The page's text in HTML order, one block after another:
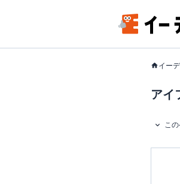
イー
アイ
こ